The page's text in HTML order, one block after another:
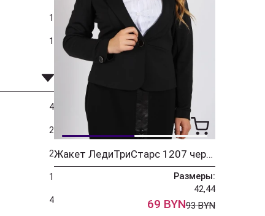
1
1
4
2
2
1
4
Жакет ЛедиТриСтарс 1207 черный
Размеры:
42,44
69 BYN93 BYN